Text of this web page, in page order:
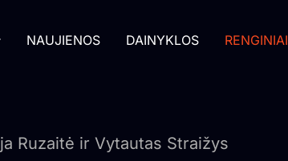
NAUJIENOS DAINYKLOS RENGINIAI
Ruzaitė ir Vytautas Straižys